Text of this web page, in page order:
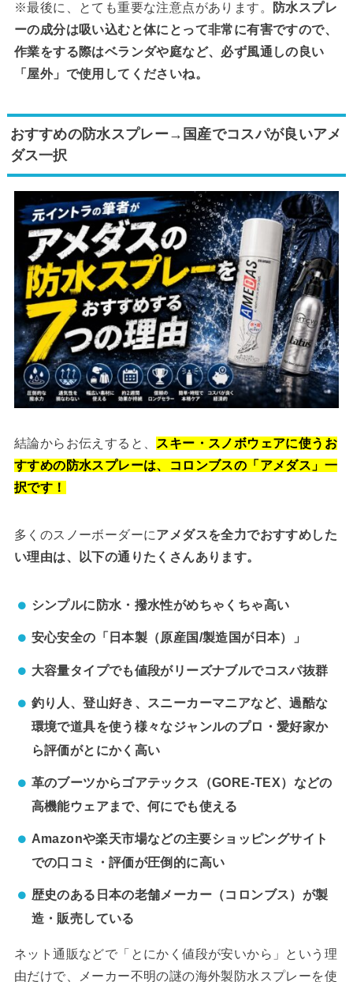
※最後に、とても重要な注意点があります。
防水スプレ
ーの成分は吸い込むと体にとって非常に有害ですので、
作業をする際はベランダや庭など、必ず風通しの良い
「屋外」で使用してくださいね。
おすすめの防水スプレー→国産でコスパが良いアメ
ダス一択
結論からお伝えすると、 スキー・スノボウェアに使うお
すすめの防水スプレーは、コロンブスの「アメダス」一
択です！
多くのスノーボーダーにアメダスを全力でおすすめした
い理由は、以下の通りたくさんあります。
シンプルに防水・撥水性がめちゃくちゃ高い
安心安全の「日本製（原産国/製造国が日本）」
大容量タイプでも値段がリーズナブルでコスパ抜群
釣り人、登山好き、スニーカーマニアなど、過酷な
環境で道具を使う様々なジャンルのプロ・愛好家か
ら評価がとにかく高い
革のブーツからゴアテックス（GORE-TEX）などの
高機能ウェアまで、何にでも使える
Amazonや楽天市場などの主要ショッピングサイト
での口コミ・評価が圧倒的に高い
歴史のある日本の老舗メーカー（コロンブス）が製
造・販売している
ネット通販などで「とにかく値段が安いから」という理
由だけで、メーカー不明の謎の海外製防水スプレーを使